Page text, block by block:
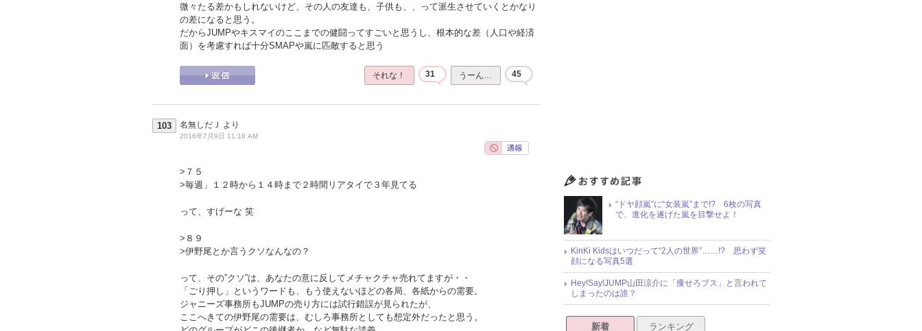
微々たる差かもしれないけど、その人の友達も、子供も、、って派生させていくとかなり
の差になると思う。
だからJUMPやキスマイのここまでの健闘ってすごいと思うし、根本的な差（人口や経済
面）を考慮すれば十分SMAPや嵐に匹敵すると思う
それな！ 31 うーん… 45
103 名無しだＪ より
2016年7月9日 11:18 AM
>７５
>毎週」１２時から１４時まで２時間リアタイで３年見てる
って、すげーな 笑
>８９
>伊野尾とか言うクソなんなの？
って、その”クソ”は、あなたの意に反してメチャクチャ売れてますが・・
「ごり押し」というワードも、もう使えないほどの各局、各紙からの需要。
ジャニーズ事務所もJUMPの売り方には試行錯誤が見られたが、
ここへきての伊野尾の需要は、むしろ事務所としても想定外だったと思う。
“ドヤ顔嵐”に“女装嵐”まで!? 6枚の写真
で、進化を遂げた嵐を目撃せよ！
KinKi Kidsはいつだって“2人の世界”……!? 思わず笑
顔になる写真5選
Hey!Say!JUMP山田涼介に「痩せろブス」と言われて
しまったのは誰？
新着 ランキング